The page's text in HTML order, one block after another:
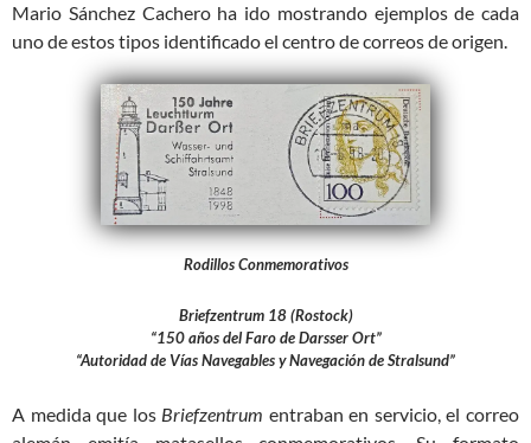
Mario Sánchez Cachero ha ido mostrando ejemplos de cada
uno de estos tipos identificado el centro de correos de origen.
Rodillos Conmemorativos
Briefzentrum18 (Rostock)
“150 años del Faro de Darsser Ort”
“Autoridad de Vías Navegables y Navegación de Stralsund”
A medida que los Briefzentrum entraban en servicio, el correo